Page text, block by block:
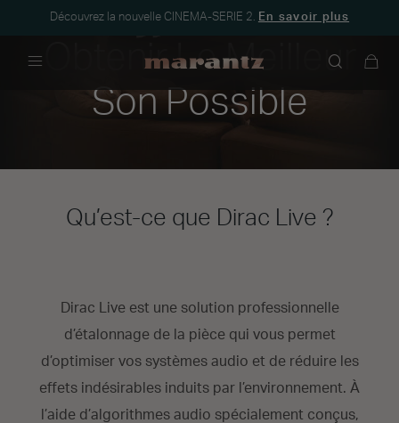
Découvrez la nouvelle CINEMA-SERIE 2. En savoir plus
Obtenir Le Meilleur
Son Possible
Qu’est-ce que Dirac Live ?
Dirac Live est une solution professionnelle
d’étalonnage de la pièce qui vous permet
d’optimiser vos systèmes audio et de réduire les
effets indésirables induits par l’environnement. À
l’aide d’algorithmes audio spécialement conçus,